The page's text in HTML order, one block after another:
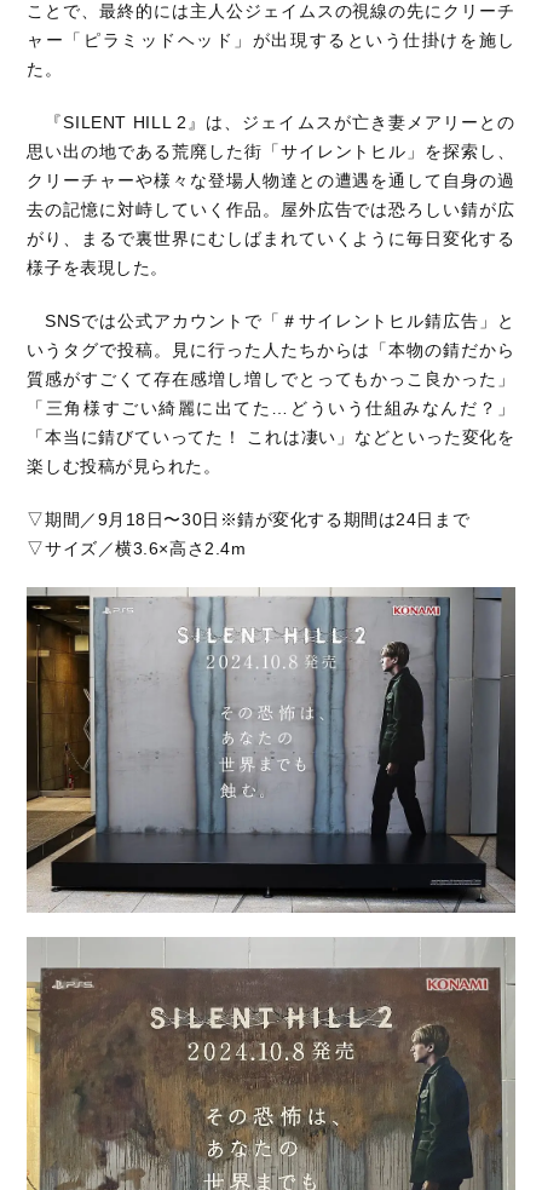
ことで、最終的には主人公ジェイムスの視線の先にクリーチ
ャー「ピラミッドヘッド」が出現するという仕掛けを施し
た。
『SILENT HILL 2』は、ジェイムスが亡き妻メアリーとの
思い出の地である荒廃した街「サイレントヒル」を探索し、
クリーチャーや様々な登場人物達との遭遇を通して自身の過
去の記憶に対峙していく作品。屋外広告では恐ろしい錆が広
がり、まるで裏世界にむしばまれていくように毎日変化する
様子を表現した。
SNSでは公式アカウントで「＃サイレントヒル錆広告」と
いうタグで投稿。見に行った人たちからは「本物の錆だから
質感がすごくて存在感増し増しでとってもかっこ良かった」
「三角様すごい綺麗に出てた…どういう仕組みなんだ？」
「本当に錆びていってた！ これは凄い」などといった変化を
楽しむ投稿が見られた。
▽期間／9月18日〜30日※錆が変化する期間は24日まで
▽サイズ／横3.6×高さ2.4m